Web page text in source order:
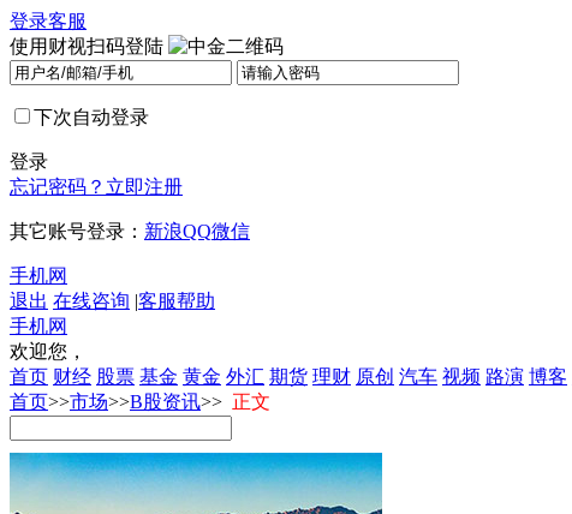
登录客服
使用财视扫码登陆
下次自动登录
登录
忘记密码？ 立即注册
其它账号登录： 新浪QQ微信
手机网
退出 在线咨询 |客服帮助
手机网
欢迎您，
首页 财经 股票 基金 黄金 外汇 期货 理财 原创 汽车 视频 路演 博客
首页>>市场>>B股资讯>> 正文